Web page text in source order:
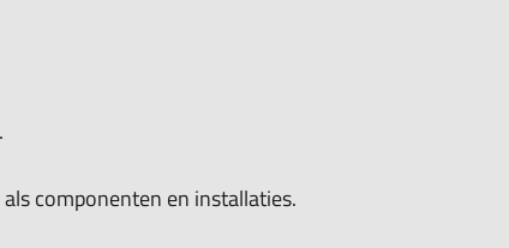
componenten en installaties.